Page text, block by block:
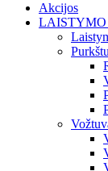
Akcijos
LAISTYMO